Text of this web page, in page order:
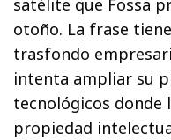
satélite que Fossa
otoño. La frase
trasfondo
intenta ampliar su
tecnológicos donde
propiedad